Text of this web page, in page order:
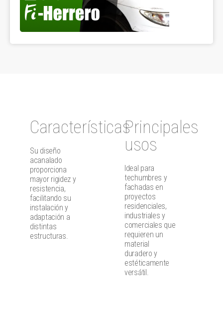
Características
Su diseño
acanalado
proporciona
mayor rigidez y
resistencia,
facilitando su
instalación y
adaptación a
distintas
estructuras.
Principales
usos
Ideal para
techumbres y
fachadas en
proyectos
residenciales,
industriales y
comerciales que
requieren un
material
duradero y
estéticamente
versátil.